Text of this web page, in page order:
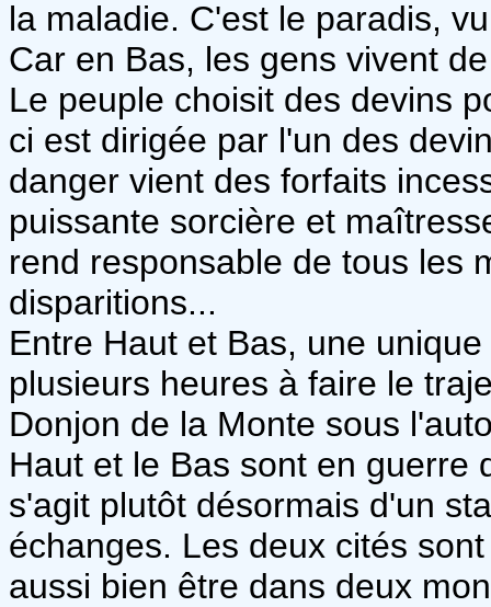
la maladie. C'est le paradis,
Car en Bas, les gens vivent
Le peuple choisit des devins
ci est dirigée par l'un des
danger vient des forfaits
puissante sorcière et
rend responsable de tous les
disparitions...
Entre Haut et Bas, une
plusieurs heures à faire le
Donjon de la Monte sous
Haut et le Bas sont en guerre
s'agit plutôt désormais d'un
échanges. Les deux cités
aussi bien être dans deux